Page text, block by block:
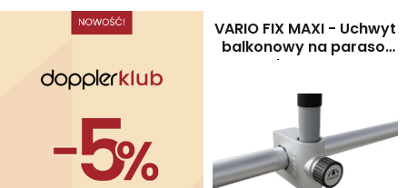
VARIO FIX MAXI - Uchwyt
balkonowy na parasol
słoneczny